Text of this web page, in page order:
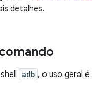
detalhes.
adb , o uso geral é